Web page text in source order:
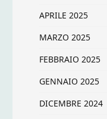
APRILE 2025
MARZO 2025
FEBBRAIO 2025
GENNAIO 2025
DICEMBRE 2024